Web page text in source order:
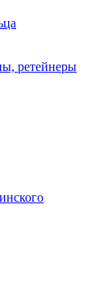
ретейнеры